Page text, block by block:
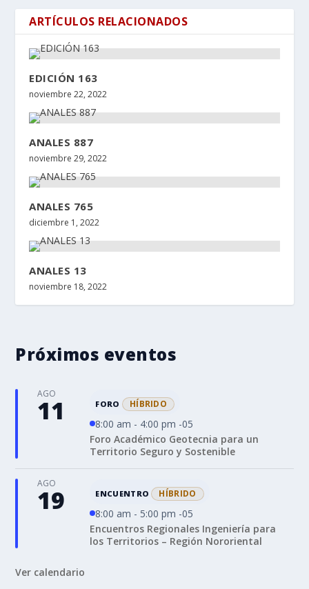
ARTÍCULOS RELACIONADOS
EDICIÓN 163
noviembre 22, 2022
ANALES 887
noviembre 29, 2022
ANALES 765
diciembre 1, 2022
ANALES 13
noviembre 18, 2022
Próximos eventos
AGO
11 FORO HÍBRIDO
8:00 am - 4:00 pm -05
Foro Académico Geotecnia para un
Territorio Seguro y Sostenible
AGO
19 ENCUENTRO HÍBRIDO
8:00 am - 5:00 pm -05
Encuentros Regionales Ingeniería para
los Territorios – Región Nororiental
Ver calendario